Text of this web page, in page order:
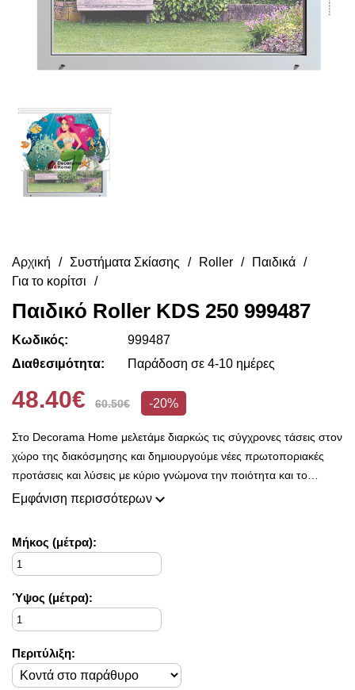
Αρχική Συστήματα Σκίασης Roller
Παιδικά
Για το κορίτσι
Παιδικό Roller KDS 250 999487
Κωδικός:
999487
Διαθεσιμότητα:
Παράδοση σε 4-10 ημέρες
48.40€ 60.50€ -20%
Στο Decorama Home μελετάμε διαρκώς τις σύγχρονες τάσεις στον
χώρο της διακόσμησης και δημιουργούμε νέες πρωτοποριακές
προτάσεις και λύσεις με κύριο γνώμονα την ποιότητα και το
ασύγκριτο design, προκειμένου να είμαστε πάντοτε σε θέση να
φρέσκες ιδέες διακόσμησης, που ικανοποιούν ακόμη και τους πιο
απαιτητικούς!
Στο Decorama Home έχουμε ως στόχο να χαρίσουμε χρώμα και
ασύγκριτο στυλ στο προσωπικό σας χώρο και να τον αναδείξουμε
με τον πιο όμορφο τρόπο!
Εμφάνιση περισσότερων
Mήκος (μέτρα):
Ύψος (μέτρα):
Περιτύλιξη: